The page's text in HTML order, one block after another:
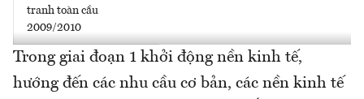
tranh toàn cầu
2009/2010
Trong giai đoạn 1 khởi động nền kinh tế,
hướng đến các nhu cầu cơ bản, các nền kinh tế